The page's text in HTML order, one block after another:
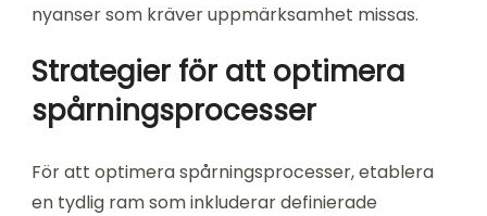
nyanser som kräver uppmärksamhet missas.
Strategier för att optimera
spårningsprocesser
För att optimera spårningsprocesser, etablera
en tydlig ram som inkluderar definierade